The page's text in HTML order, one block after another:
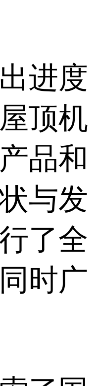
进度
顶机
品和
与发
了全
时广